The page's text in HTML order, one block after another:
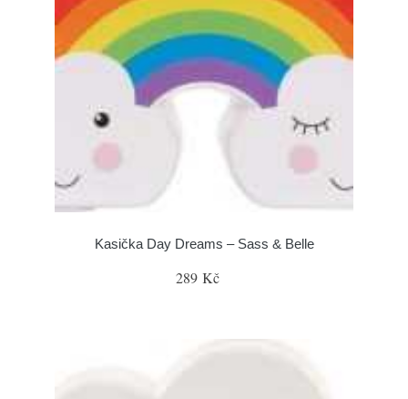
Kasička Day Dreams – Sass & Belle
289 Kč